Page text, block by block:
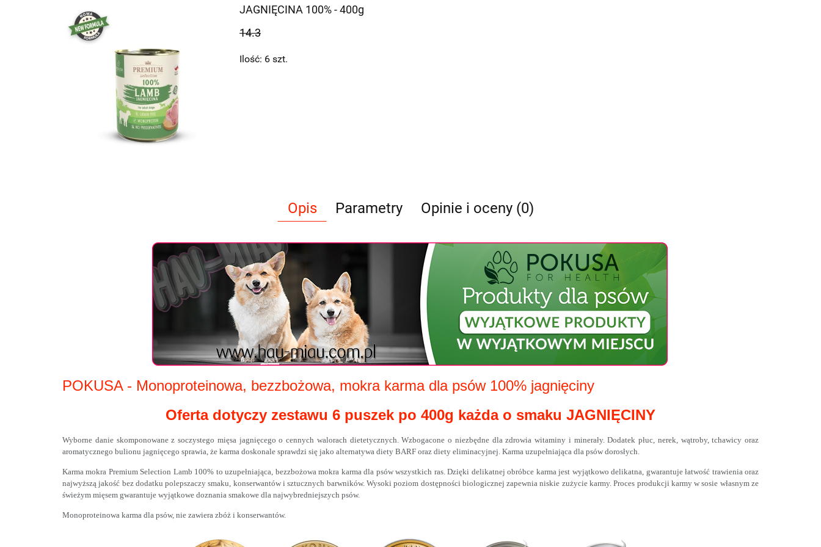
JAGNIĘCINA 100% - 400g
14.3
Ilość: 6 szt.
Opis Parametry Opinie i oceny (0)
POKUSA - Monoproteinowa, bezzbożowa, mokra karma dla psów 100% jagnięciny
Oferta dotyczy zestawu 6 puszek po 400g każda o smaku JAGNIĘCINY
Wyborne danie skomponowane z soczystego mięsa jagnięcego o cennych walorach dietetycznych. Wzbogacone o niezbędne dla zdrowia witaminy i minerały. Dodatek płuc, nerek, wątroby, tchawicy oraz
aromatycznego bulionu jagnięcego sprawia, że karma doskonale sprawdzi się jako alternatywa diety BARF oraz diety eliminacyjnej. Karma uzupełniająca dla psów dorosłych.
Karma mokra Premium Selection Lamb 100% to uzupełniająca, bezzbożowa mokra karma dla psów wszystkich ras. Dzięki delikatnej obróbce karma jest wyjątkowo delikatna, gwarantuje łatwość trawienia oraz
najwyższą jakość bez dodatku polepszaczy smaku, konserwantów i sztucznych barwników. Wysoki poziom dostępności biologicznej zapewnia niskie zużycie karmy. Proces produkcji karmy w sosie własnym ze
świeżym mięsem gwarantuje wyjątkowe doznania smakowe dla najwybredniejszych psów.
Monoproteinowa karma dla psów, nie zawiera zbóż i konserwantów.